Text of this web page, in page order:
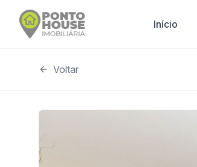
Início
Voltar